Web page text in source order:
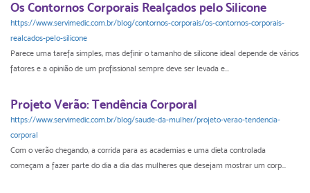
Os Contornos Corporais Realçados pelo Silicone
https://www.servimedic.com.br/blog/contornos-corporais/os-contornos-corporais-
realcados-pelo-silicone
Parece uma tarefa simples, mas definir o tamanho de silicone ideal depende de vários
fatores e a opinião de um profissional sempre deve ser levada e...
Projeto Verão: Tendência Corporal
https://www.servimedic.com.br/blog/saude-da-mulher/projeto-verao-tendencia-
corporal
Com o verão chegando, a corrida para as academias e uma dieta controlada
começam a fazer parte do dia a dia das mulheres que desejam mostrar um corp...